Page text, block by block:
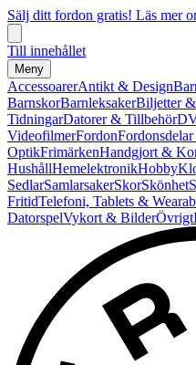
Sälj ditt fordon gratis! Läs mer
Till innehållet
Meny
AccessoarerAntikt & Design
BarnskorBarnleksakerBiljetter
TidningarDatorer & Tillbehör
VideofilmerFordon
OptikFrimärkenHandgjort &
HushållHemelektronikHobby
SedlarSamlarsakerSkorSkönhet
FritidTelefoni, Tablets &
DatorspelVykort & BilderÖvrigt